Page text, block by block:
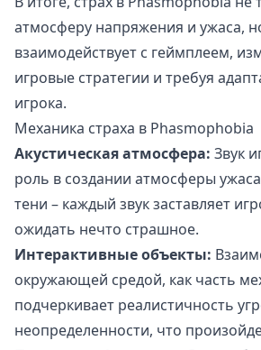
атмосферу напряжения и ужаса,
взаимодействует с геймплеем,
игровые стратегии и требуя
игрока.
Механика страха в Phasmophobia
Акустическая атмосфера: Звук
роль в создании атмосферы
тени – каждый звук заставляет
ожидать нечто страшное.
Интерактивные объекты:
окружающей средой, как часть
подчеркивает реалистичность
неопределенности, что